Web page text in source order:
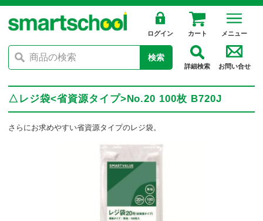
ログイン カート メニュー
検索
詳細検索 お問い合せ
△レジ袋<省資源タイプ>No.20 100枚 B720J
さらにお求めやすい省資源タイプのレジ袋。